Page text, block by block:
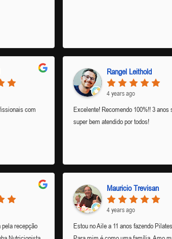
com
Rangel Leithold
4 years ago
Excelente! Recomendo 100%!! 3 anos
super bem atendido por todos!
recepção
Mauricio Trevisan
4 years ago
Estou no Aile a 11 anos fazendo